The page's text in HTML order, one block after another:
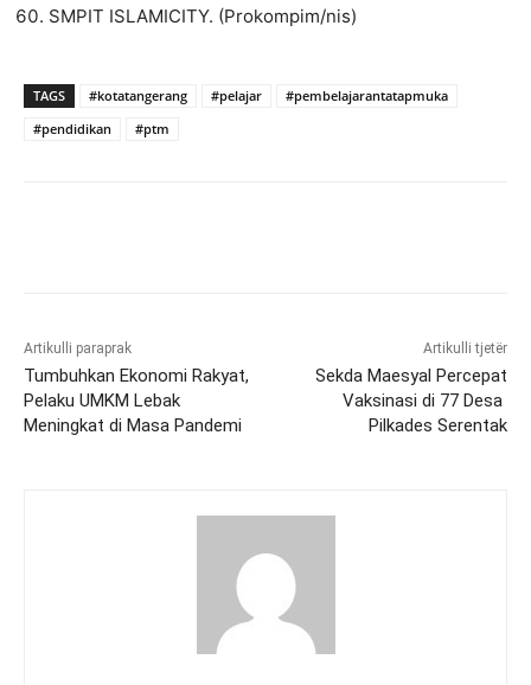
SMPIT ISLAMICITY. (Prokompim/nis)
TAGS #kotatangerang #pelajar
#pembelajarantatapmuka
#pendidikan
#ptm
Artikulli paraprak
Tumbuhkan Ekonomi Rakyat,
Pelaku UMKM Lebak
Meningkat di Masa Pandemi
Artikulli tjetër
Sekda Maesyal Percepat
Vaksinasi di 77 Desa
Pilkades Serentak